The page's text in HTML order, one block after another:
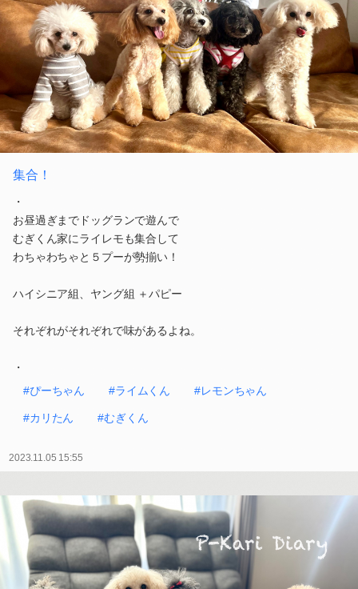
集合！
・
お昼過ぎまでドッグランで遊んで
むぎくん家にライレモも集合して
わちゃわちゃと５プーが勢揃い！
ハイシニア組、ヤング組 ＋パピー
それぞれがそれぞれで味があるよね。
・
#ぴーちゃん
#ライムくん #レモンちゃん
#カリたん #むぎくん
2023.11.05 15:55